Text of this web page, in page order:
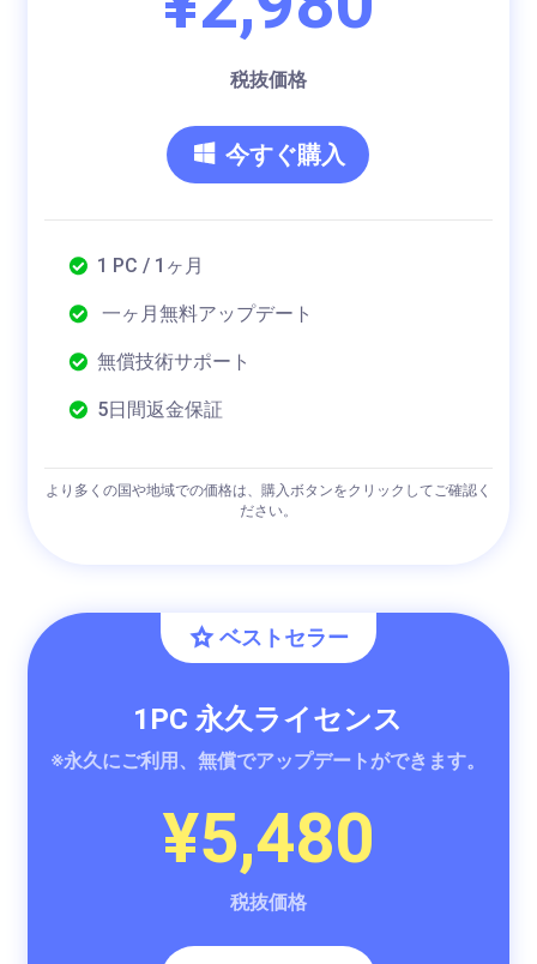
税抜価格
今すぐ購入
1 PC / 1ヶ月
一ヶ月無料アップデート
無償技術サポート
5日間返金保証
より多くの国や地域での価格は、購入ボタンをクリックしてご確認く
ださい。
ベストセラー
1PC 永久ライセンス
※永久にご利用、無償でアップデートができます。
¥5,480
税抜価格